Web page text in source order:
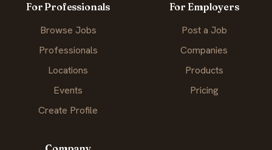
For Professionals
Browse Jobs
Professionals
Locations
Events
Create Profile
For Employers
Post a Job
Companies
Products
Pricing